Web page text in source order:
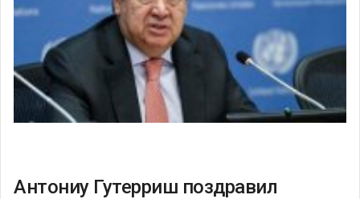
Антониу Гутерриш поздравил